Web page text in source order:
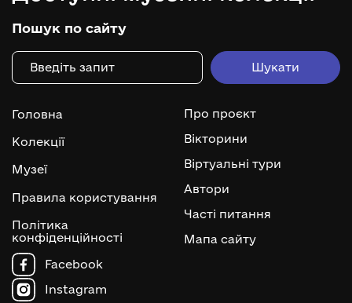
Пошук по сайту
Головна
Колекції
Музеї
Правила користування
Політика
конфіденційності
Про проєкт
Вікторини
Віртуальні тури
Автори
Часті питання
Мапа сайту
Facebook
Instagram